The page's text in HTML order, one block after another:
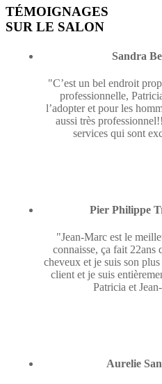
TÉMOIGNAGES
SUR LE SALON
Sandra
"C’est un bel endroit
professionnelle,
l’adopter et pour les
aussi très
services qui sont
Pier Philippe
"Jean-Marc est le
connaisse, ça fait 22ans
cheveux et je suis son
client et je suis
Patricia et
Aurelie